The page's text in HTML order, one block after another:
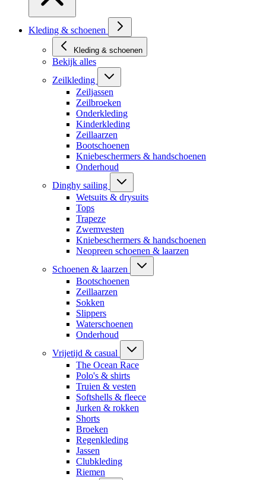
Kleding & schoenen
Kleding & schoenen
Bekijk alles
Zeilkleding
Zeiljassen
Zeilbroeken
Onderkleding
Kinderkleding
Zeillaarzen
Bootschoenen
Kniebeschermers & handschoenen
Onderhoud
Dinghy sailing
Wetsuits & drysuits
Tops
Trapeze
Zwemvesten
Kniebeschermers & handschoenen
Neopreen schoenen & laarzen
Schoenen & laarzen
Bootschoenen
Zeillaarzen
Sokken
Slippers
Waterschoenen
Onderhoud
Vrijetijd & casual
The Ocean Race
Polo's & shirts
Truien & vesten
Softshells & fleece
Jurken & rokken
Shorts
Broeken
Regenkleding
Jassen
Clubkleding
Riemen